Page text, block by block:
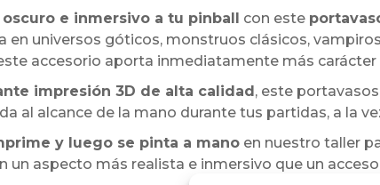
e inmersivo a tu pinball con este
en universos góticos, monstruos clásicos,
accesorio aporta inmediatamente más
impresión 3D de alta calidad, este
al alcance de la mano durante tus partidas, a la
y luego se pinta a manoen nuestro taller
un aspecto más realista e inmersivo que un